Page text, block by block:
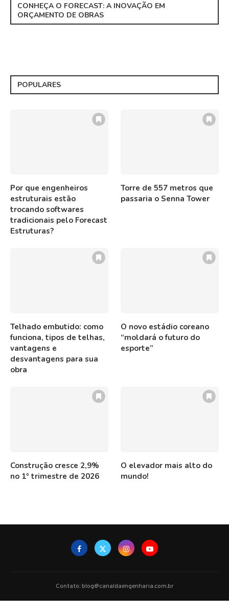
CONHEÇA O FORECAST: A INOVAÇÃO EM
ORÇAMENTO DE OBRAS
POPULARES
Por que engenheiros
estruturais estão
trocando softwares
tradicionais pelo Forecast
Estruturas?
Torre de 557 metros que
passaria o Senna Tower
Telhado embutido: como
funciona, tipos de telhas,
vantagens e
desvantagens para sua
obra
O novo estádio coreano
“moldará o futuro do
esporte”
Construção cresce 2,9%
no 1º trimestre de 2026
O elevador mais alto do
mundo!
Contato: blog@canaldaengenharia.com.br